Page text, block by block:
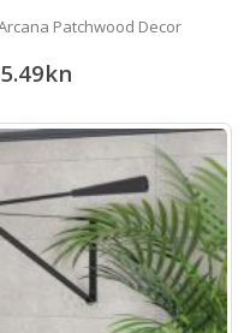
Patchwood Decor
kn